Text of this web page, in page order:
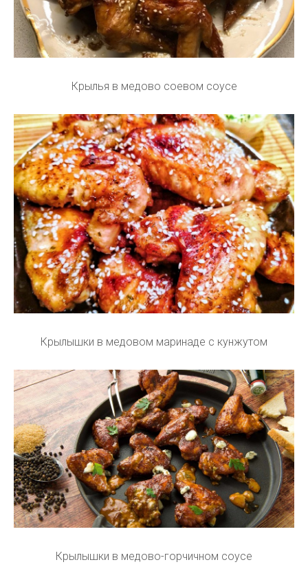
Крылья в медово соевом соусе
Крылышки в медовом маринаде с кунжутом
Крылышки в медово-горчичном соусе